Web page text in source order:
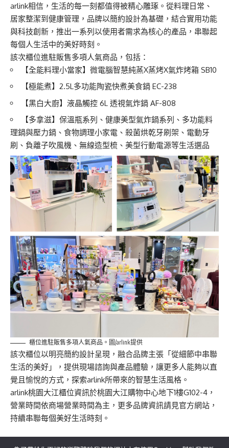
arlink相信，生活的每一刻都值得被精心雕琢。從料理日常、
居家整潔到健康管理，品牌以簡約設計為基礎，結合實用功能
與科技創新，推出一系列以使用者需求為核心的產品，串聯起
每個人生活中的美好時刻。
該次櫃位進駐販售多項人氣商品，包括：
【全能料理小當家】微電腦智慧純蒸X蒸烤X氣炸烤箱 SB10
【極能煮】2.5L多功能陶瓷快煮美食鍋 EC-238
【黑白大廚】液晶觸控 6L 透視氣炸鍋 AF-808
【多拿滋】保溫瓶系列、健康美型氣炸鍋系列、多功能料
理鍋與壓力鍋、食物調理小家電、殺菌烘乾牙刷架、電動牙
刷、負離子吹風機、無線造型梳、美型行動電源等生活選品
櫃位進駐販售多項人氣商品。圖/arlink提供
該次櫃位以明亮簡約設計呈現，融合品牌主張「從細節中串聯
生活的美好」，提供現場諮詢與產品體驗，讓更多人能夠以直
覺且愉悅的方式，探索arlink所帶來的智慧生活風格。
arlink桃園大江櫃位資訊於桃園大江購物中心地下1樓G102-4，
營業時間依商場營業時間為主，更多品牌資訊請見官方網站 ，
持續串聯每個美好生活時刻。